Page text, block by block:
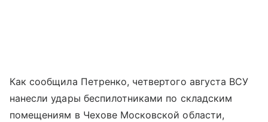
Как сообщила Петренко, четвертого августа ВСУ
нанесли удары беспилотниками по складским
помещениям в Чехове Московской области,